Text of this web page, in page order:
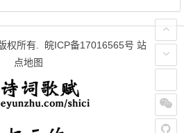
权所有. 皖ICP备17016565号 站
点地图